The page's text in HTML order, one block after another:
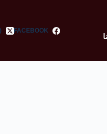
FACEBOOK